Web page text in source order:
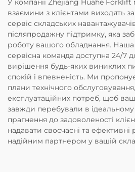
У компанії Zhejiang Huahe
взаємини з клієнтами виходять
сервіс складських
післяпродажну підтримку, яка
роботу вашого обладнання. Наша
сервісна команда доступна 24/7
вирішення будь-яких виниклих
спокій і впевненість. Ми
плани технічного
експлуатаційних потреб, щоб
завжди перебували в ідеальному
прагнення до задоволеності
надавати своєчасні та
надійним партнером у вашій